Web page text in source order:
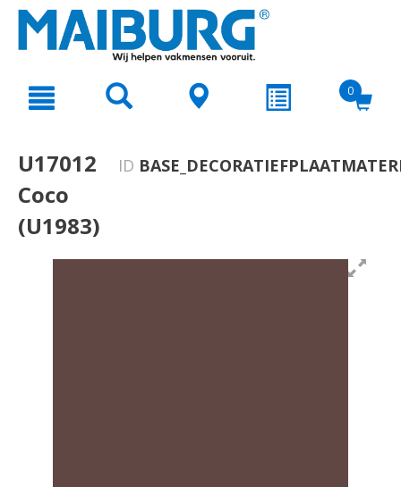
text.skipToNavigation
0
U17012
Coco
(U1983)
ID